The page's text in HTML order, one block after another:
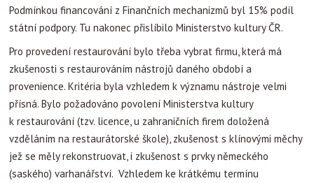
Podmínkou financování z Finančních mechanizmů byl 15% podíl
státní podpory. Tu nakonec přislíbilo Ministerstvo kultury ČR.
Pro provedení restaurování bylo třeba vybrat firmu, která má
zkušenosti s restaurováním nástrojů daného období a
provenience. Kritéria byla vzhledem k významu nástroje velmi
přísná. Bylo požadováno povolení Ministerstva kultury
k restaurování (tzv. licence, u zahraničních firem doložená
vzděláním na restaurátorské škole), zkušenost s klínovými měchy
jež se měly rekonstruovat, i zkušenost s prvky německého
(saského) varhanářství. Vzhledem ke krátkému termínu